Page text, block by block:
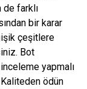
de farklı
bir karar
çeşitlere
Bot
yapmalı
ödün